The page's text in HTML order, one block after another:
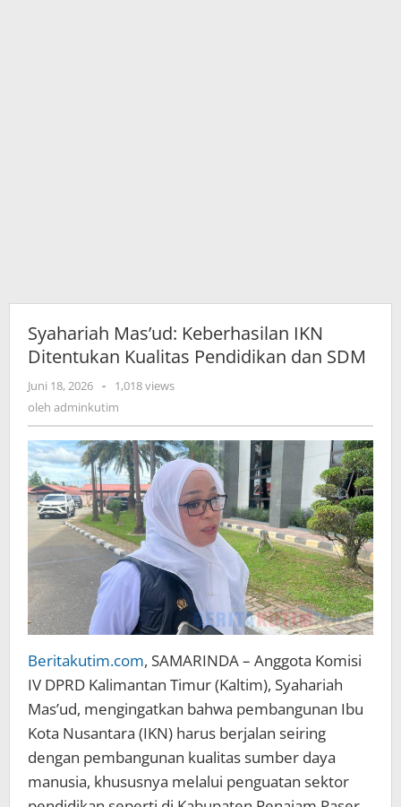
Syahariah Mas’ud: Keberhasilan IKN
Ditentukan Kualitas Pendidikan dan SDM
Juni 18, 2026 oleh
adminkutim
-
1,018 views
oleh adminkutim
Beritakutim.com, SAMARINDA – Anggota Komisi
IV DPRD Kalimantan Timur (Kaltim), Syahariah
Mas’ud, mengingatkan bahwa pembangunan Ibu
Kota Nusantara (IKN) harus berjalan seiring
dengan pembangunan kualitas sumber daya
manusia, khususnya melalui penguatan sektor